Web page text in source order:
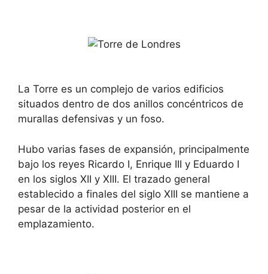
La Torre es un complejo de varios edificios
situados dentro de dos anillos concéntricos de
murallas defensivas y un foso.
Hubo varias fases de expansión, principalmente
bajo los reyes Ricardo I, Enrique III y Eduardo I
en los siglos XII y XIII. El trazado general
establecido a finales del siglo XIII se mantiene a
pesar de la actividad posterior en el
emplazamiento.